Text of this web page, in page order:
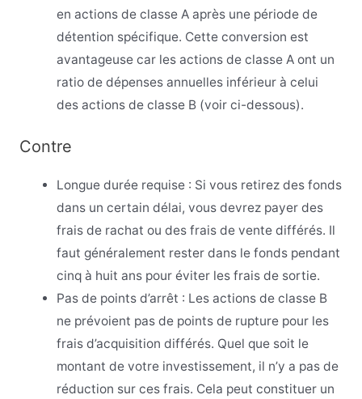
en actions de classe A après une période de
détention spécifique. Cette conversion est
avantageuse car les actions de classe A ont un
ratio de dépenses annuelles inférieur à celui
des actions de classe B (voir ci-dessous).
Contre
Longue durée requise : Si vous retirez des fonds
dans un certain délai, vous devrez payer des
frais de rachat ou des frais de vente différés. Il
faut généralement rester dans le fonds pendant
cinq à huit ans pour éviter les frais de sortie.
Pas de points d’arrêt : Les actions de classe B
ne prévoient pas de points de rupture pour les
frais d’acquisition différés. Quel que soit le
montant de votre investissement, il n’y a pas de
réduction sur ces frais. Cela peut constituer un